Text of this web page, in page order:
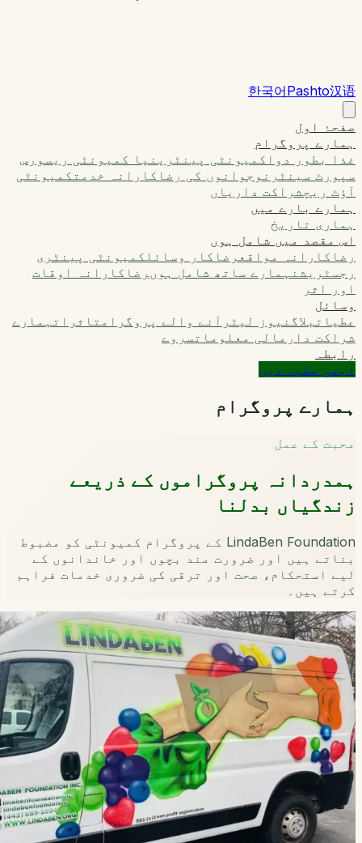
한국어Pashto汉语
صفحۂ اول
ہمارے پروگرام
غذا بطور دوا کمیونٹی پینٹرینیا کمیونٹی ریسورس
سپورٹ سینٹر نوجوانوں کی رضاکارانہ خدمتکمیونٹی
آؤٹ ریچشراکت داریاں
ہمارے بارے میں
ہماری تاریخ
اس مقصد میں شامل ہوں
رضاکارانہ مواقعرضاکار وسائلکمیونٹی پینٹری
رجسٹریشنہمارے ساتھ شامل ہوںرضاکارانہ اوقات
اور اثر
وسائل
عطیاتبلاگنیوز لیٹر آنے والے پروگرامتاثراتہمارے
شراکت دار مالی معلوماتسروے
رابطہ
ابھی عطیہ دیں
ہمارے پروگرام
محبت کے عمل
ہمدردانہ پروگراموں کے ذریعے
زندگیاں بدلنا
LindaBen Foundation کے پروگرام کمیونٹی کو مضبوط
بناتے ہیں اور ضرورت مند بچوں اور خاندانوں کے
لیے استحکام، صحت اور ترقی کی ضروری خدمات فراہم
کرتے ہیں۔